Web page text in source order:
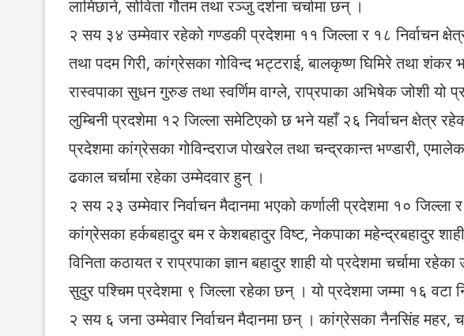
लामिछाने, सोविता गौतम तथा रञ्जु दर्शना चर्चामा छन् ।
२ सय ३४ उम्मेवार रहेको गण्डकी प्रदेशमा ११ जिल्ला र १८ निर्वाचन
तथा पदम गिरी, कांग्रेसका गोविन्द भट्टराई, बालकृष्ण घिमिरे तथा शंकर
रास्वपाका सुधन गुरुङ तथा स्वर्णिम वाग्ले, राप्रपाका अभिषेक जोशी यो
लुम्बिनी प्रदशेमा १२ जिल्ला समेटिएको छ भने यहाँ २६ निर्वाचन क्षेत्र
प्रदेशमा कांग्रेसका गोविन्दराज पोखरेल तथा चन्द्रकान्त भण्डारी,
ढकाल चर्चामा रहेका उम्मेदवार हुन् ।
२ सय २३ उम्मेवार निर्वाचन मैदानमा भएको कर्णाली प्रदेशमा १० जिल्ला
कांग्रेसका हर्कबहादुर बम र केशबहादुर विष्ट, नेकपाका महेन्द्रबहादुर
विनिता कठायत र राप्रपाका ज्ञान बहादुर शाही यो प्रदेशमा चर्चामा
सुदुर पश्चिम प्रदेशमा ९ जिल्ला रहेका छन् । यो प्रदेशमा जम्मा १६ वटा
२ सय ६ जना उम्मेवार निर्वाचन मैदानमा छन् । कांग्रेसका नैनसिंह महर,